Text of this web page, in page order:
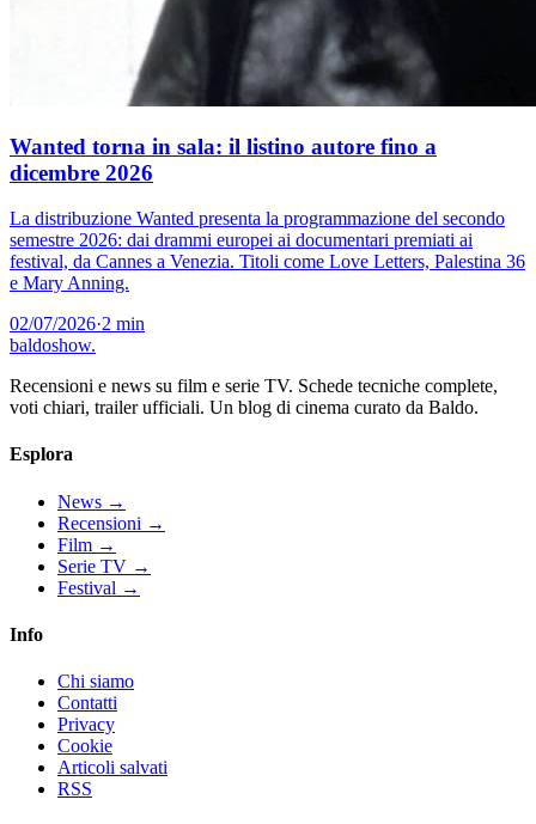
Wanted torna in sala: il listino autore fino a
dicembre 2026
La distribuzione Wanted presenta la programmazione del secondo
semestre 2026: dai drammi europei ai documentari premiati ai
festival, da Cannes a Venezia. Titoli come Love Letters, Palestina 36
e Mary Anning.
02/07/2026·2 min
baldoshow.
Recensioni e news su film e serie TV. Schede tecniche complete,
voti chiari, trailer ufficiali. Un blog di cinema curato da Baldo.
Esplora
News →
Recensioni →
Film →
Serie TV →
Festival →
Info
Chi siamo
Contatti
Privacy
Cookie
Articoli salvati
RSS